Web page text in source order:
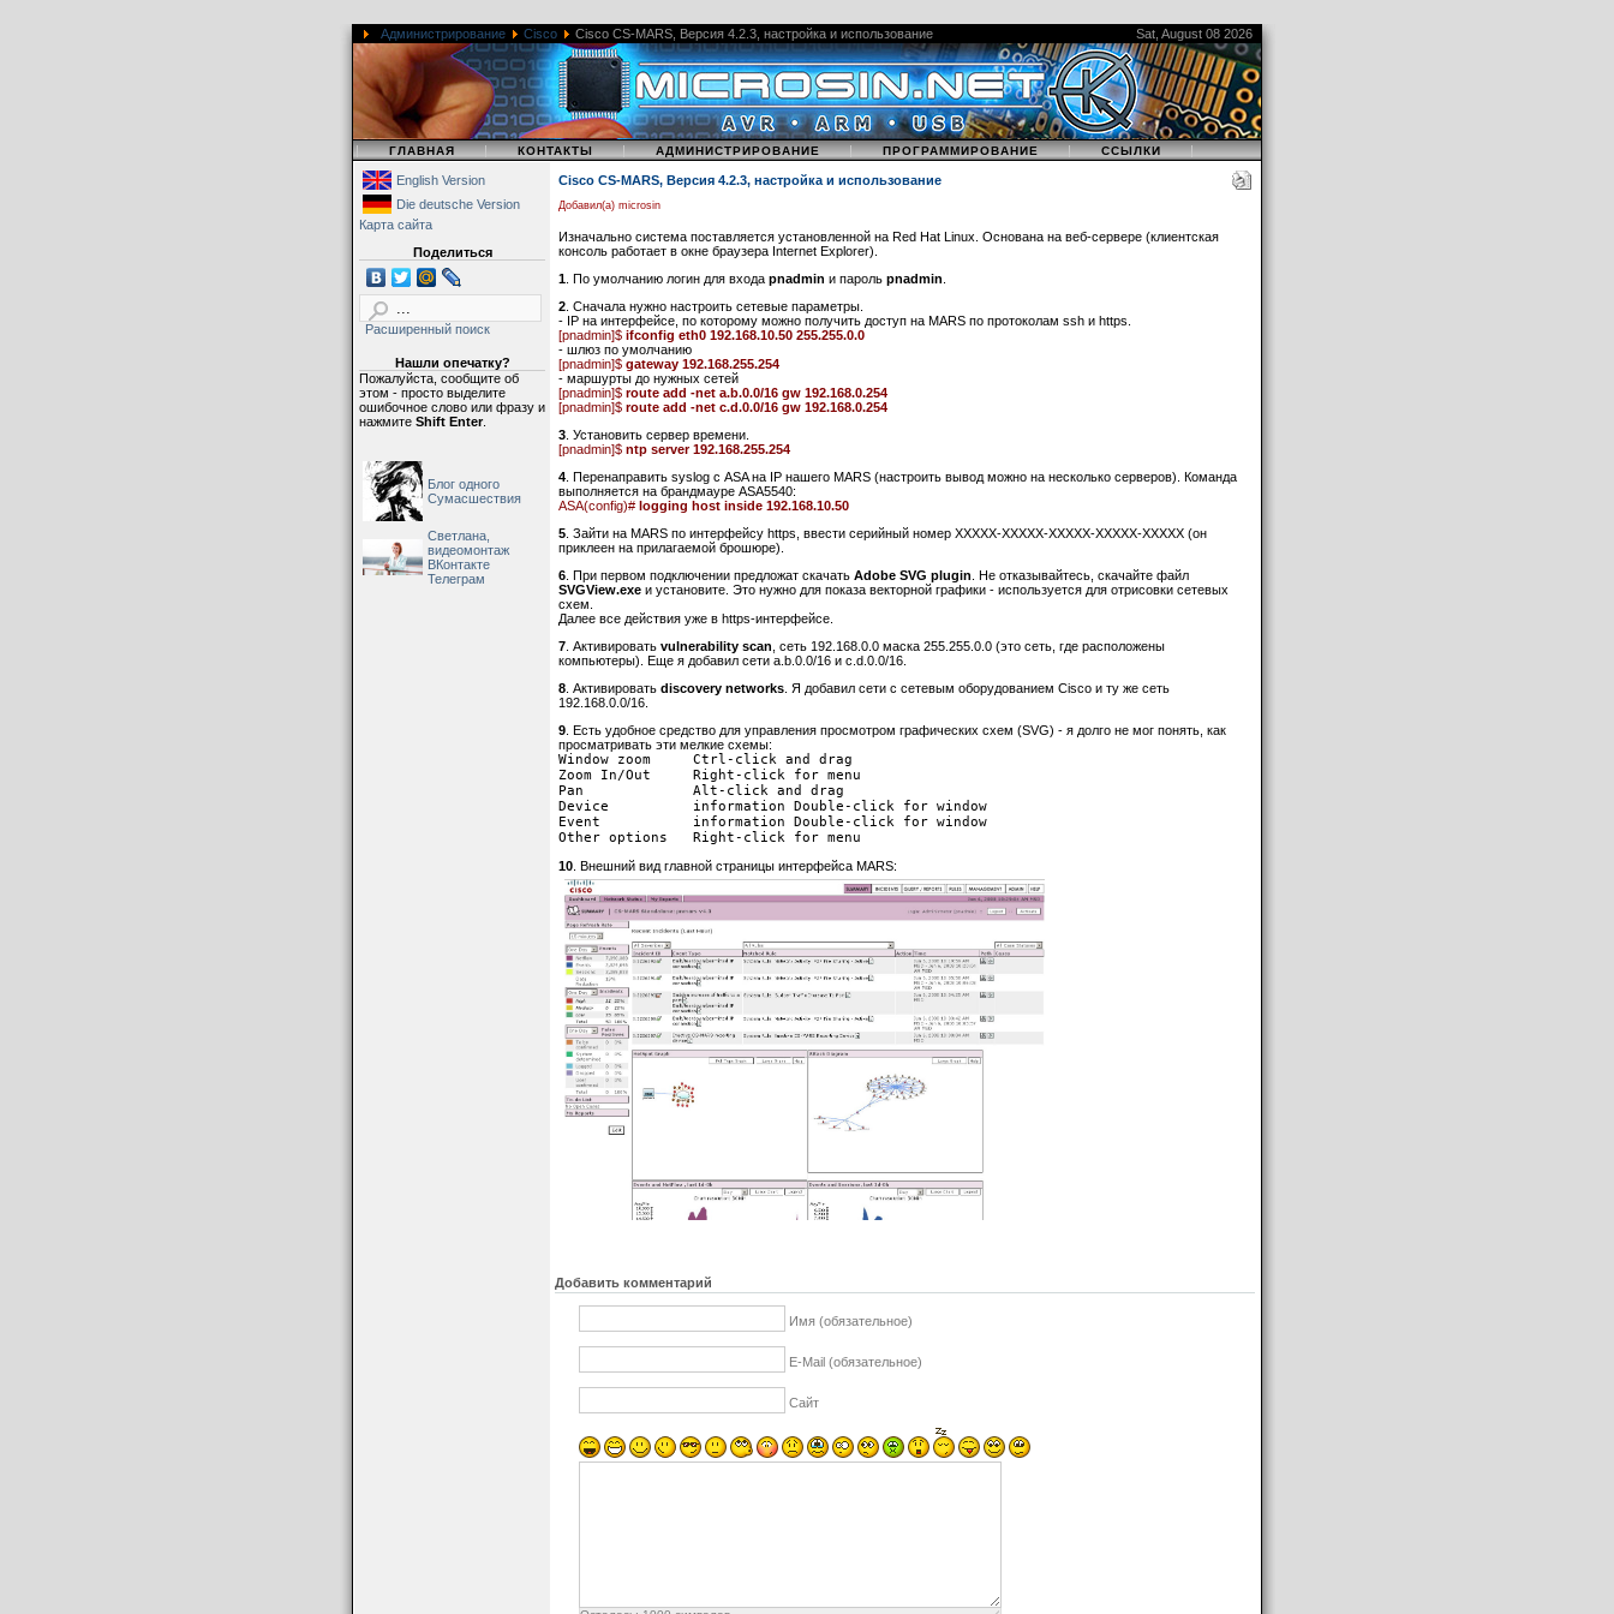
Администрирование Cisco Cisco CS-MARS, Версия 4.2.3, настройка и использование Sat, August 08 2026
| ГЛАВНАЯ | КОНТАКТЫ | АДМИНИСТРИРОВАНИЕ | ПРОГРАММИРОВАНИЕ | ССЫЛКИ |
English Version
Die deutsche Version
Карта сайта
Поделиться
Расширенный поиск
Нашли опечатку?
Пожалуйста, сообщите об
этом - просто выделите
ошибочное слово или фразу и
нажмите Shift Enter.
Блог одного
Сумасшествия
Светлана,
видеомонтаж
ВКонтакте
Телеграм
Cisco CS-MARS, Версия 4.2.3, настройка и использование
Добавил(а) microsin
Изначально система поставляется установленной на Red Hat Linux. Основана на веб-сервере (клиентская
консоль работает в окне браузера Internet Explorer).
1 . По умолчанию логин для входа pnadmin и пароль pnadmin
2 . Сначала нужно настроить сетевые параметры.
- IP на интерфейсе, по которому можно получить доступ на MARS по протоколам ssh и https.
[pnadmin]$ ifconfig eth0 192.168.10.50 255.255.0.0
- шлюз по умолчанию
[pnadmin]$ gateway 192.168.255.254
- маршурты до нужных сетей
[pnadmin]$ route add -net a.b.0.0/16 gw 192.168.0.254
[pnadmin]$ route add -net c.d.0.0/16 gw 192.168.0.254
3 . Установить сервер времени.
[pnadmin]$ ntp server 192.168.255.254
4 . Перенаправить syslog с ASA на IP нашего MARS (настроить вывод можно на несколько серверов). Команда
выполняется на брандмауре ASA5540:
ASA(config)# logging host inside 192.168.10.50
5 . Зайти на MARS по интерфейсу https, ввести серийный номер XXXXX-XXXXX-XXXXX-XXXXX-XXXXX (он
приклеен на прилагаемой брошюре).
6 . При первом подключении предложат скачать Adobe SVG plugin . Не отказывайтесь, скачайте файл
SVGView.exe и установите. Это нужно для показа векторной графики - используется для отрисовки сетевых
схем.
Далее все действия уже в https-интерфейсе.
7 . Активировать vulnerability scan , сеть 192.168.0.0 маска 255.255.0.0 (это сеть, где расположены
компьютеры). Еще я добавил сети a.b.0.0/16 и c.d.0.0/16.
8 . Активировать discovery networks . Я добавил сети с сетевым оборудованием Cisco и ту же сеть
192.168.0.0/16.
9 . Есть удобное средство для управления просмотром графических схем (SVG) - я долго не мог понять, как
просматривать эти мелкие схемы:
Window zoom Ctrl-click and drag
Zoom In/Out Right-click for menu
Pan Alt-click and drag
Device information Double-click for window
Event information Double-click for window
Other options Right-click for menu
10 . Внешний вид главной страницы интерфейса MARS:
Добавить комментарий
Имя (обязательное)
E-Mail (обязательное)
Сайт